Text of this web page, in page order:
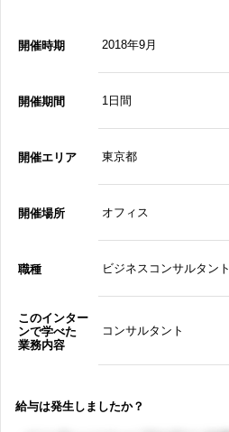
開催時期 2018年9月
開催期間 1日間
開催エリア 東京都
開催場所 オフィス
職種 ビジネスコンサルタント
このインター
ンで学べた
業務内容
コンサルタント
給与は発生しましたか？